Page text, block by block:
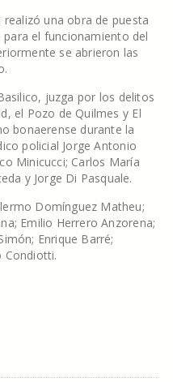
una obra de puesta
el funcionamiento del
se abrieron las
juzga por los delitos
el Pozo de Quilmes y El
bonaerense durante la
policial Jorge Antonio
Minicucci; Carlos María
y Jorge Di Pasquale.
Domínguez Matheu;
Emilio Herrero Anzorena;
Enrique Barré;
Condiotti.